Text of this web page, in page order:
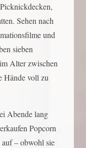
Sehen nach
und
sieben
Alter zwischen
Hände voll zu
Abende lang
Popcorn
– obwohl sie